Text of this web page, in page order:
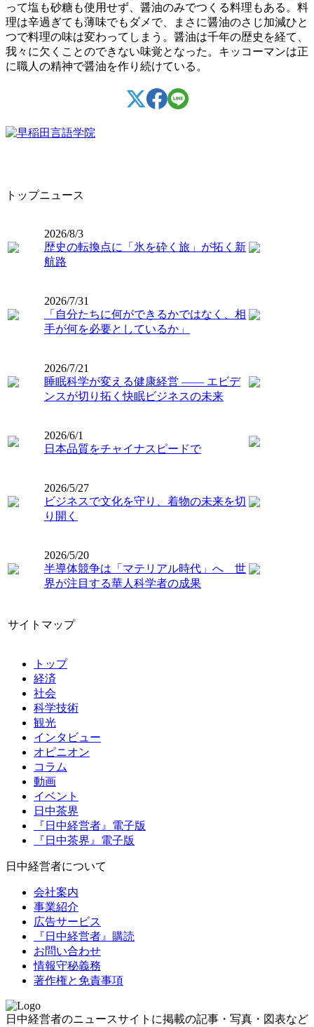
って塩も砂糖も使用せず、醤油のみでつくる料理もある。料
理は辛過ぎても薄味でもダメで、まさに醤油のさじ加減ひと
つで料理の味は変わってしまう。醤油は千年の歴史を経て、
我々に欠くことのできない味覚となった。キッコーマンは正
に職人の精神で醤油を作り続けている。
トップニュース
2026/8/3
歴史の転換点に「氷を砕く旅」が拓く新
航路
2026/7/31
「自分たちに何ができるかではなく、相
手が何を必要としているか」
2026/7/21
睡眠科学が変える健康経営 ―― エビデ
ンスが切り拓く快眠ビジネスの未来
2026/6/1
日本品質をチャイナスピードで
2026/5/27
ビジネスで文化を守り、着物の未来を切
り開く
2026/5/20
半導体競争は「マテリアル時代」へ 世
界が注目する華人科学者の成果
サイトマップ
トップ
経済
社会
科学技術
観光
インタビュー
オピニオン
コラム
動画
イベント
日中茶界
『日中経営者』電子版
『日中茶界』電子版
日中経営者について
会社案内
事業紹介
広告サービス
『日中経営者』購読
お問い合わせ
情報守秘義務
著作権と免責事項
日中経営者のニュースサイトに掲載の記事・写真・図表など